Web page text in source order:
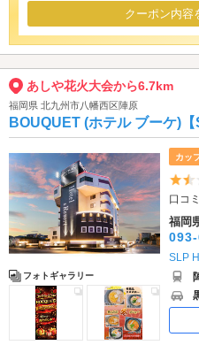
クーポン内容
あしや花火大会から6.7km
福岡県 北九州市八幡西区陣原
BOUQUET (ホテル ブーケ)【
フォトギャラリー
カッ
口コ
福岡
SLP